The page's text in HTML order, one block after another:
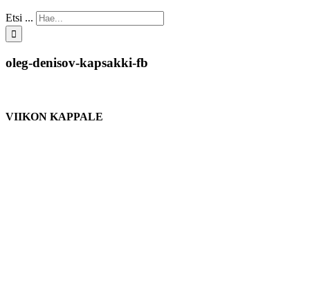
Etsi ...
oleg-denisov-kapsakki-fb
VIIKON KAPPALE